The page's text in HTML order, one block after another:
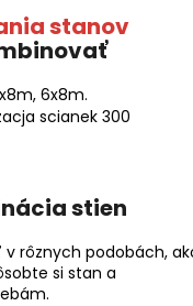
stanov
6x8m.
stien
rôznych podobách,
si stan a